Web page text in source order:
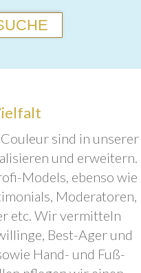
sind in unserer
und erweitern.
Models, ebenso wie
Moderatoren,
etc. Wir vermitteln
Best-Ager und
Hand- und Fuß-